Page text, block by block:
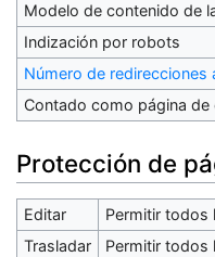
Modelo de contenido de
Indización por robots
Número de redirecciones
Contado como página de
Protección de
Editar
Permitir todos
Trasladar
Permitir todos